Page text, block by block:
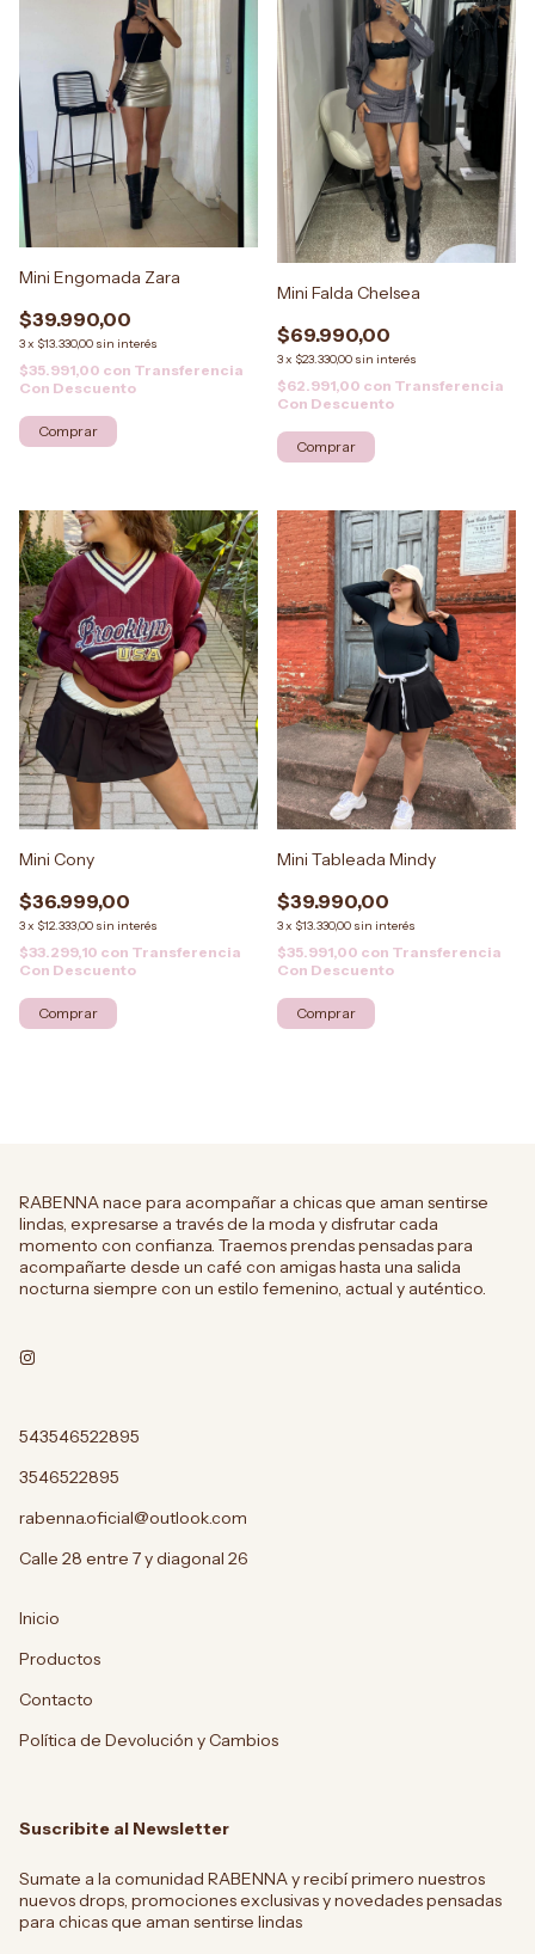
Mini Engomada Zara
$39.990,00
3x $13.330,00 sin interés
$35.991,00 con Transferencia
Con Descuento
Mini Falda Chelsea
$69.990,00
3x $23.330,00 sin interés
$62.991,00 con Transferencia
Con Descuento
Comprar
Mini Cony
$36.999,00
3x $12.333,00 sin interés
$33.299,10 con Transferencia
Con Descuento
Comprar
Mini Tableada Mindy
$39.990,00
3x $13.330,00 sin interés
$35.991,00 con Transferencia
Con Descuento
RABENNA nace para acompañar a chicas que aman sentirse
lindas, expresarse a través de la moda y disfrutar cada
momento con confianza. Traemos prendas pensadas para
acompañarte desde un café con amigas hasta una salida
nocturna siempre con un estilo femenino, actual y auténtico.
543546522895
3546522895
rabenna.oficial@outlook.com
Calle 28 entre 7 y diagonal 26
Inicio
Productos
Contacto
Política de Devolución y Cambios
Suscribite al Newsletter
Sumate a la comunidad RABENNA y recibí primero nuestros
nuevos drops, promociones exclusivas y novedades pensadas
para chicas que aman sentirse lindas